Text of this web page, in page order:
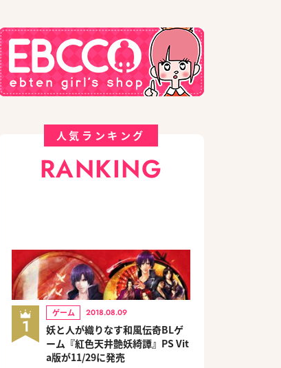
人気ランキング
RANKING
1
ゲーム 2018.08.09
妖と人が織りなす和風伝奇BLゲ
ーム『紅色天井艶妖綺譚』PS Vit
a版が11/29に発売